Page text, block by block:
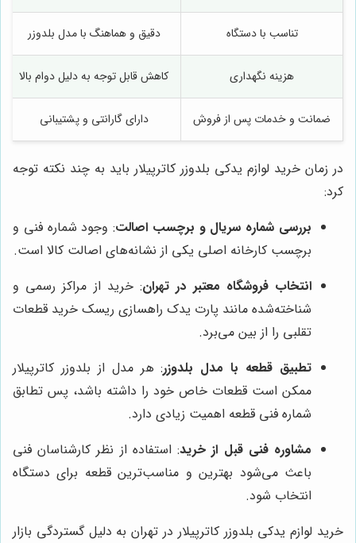
تناسب با دستگاه دقیق و هماهنگ با مدل بلدوزر
هزینه نگهداری کاهش قابل توجه به دلیل دوام بالا
ضمانت و خدمات پس از فروش دارای گارانتی و پشتیبانی
در زمان خرید لوازم یدکی بلدوزر کاترپیلار باید به چند نکته توجه
کرد:
بررسی شماره سریال و برچسب اصالت: وجود شماره فنی و
برچسب کارخانه اصلی یکی از نشانه‌های اصالت کالا است.
انتخاب فروشگاه معتبر در تهران: خرید از مراکز رسمی و
شناخته‌شده مانند پارت یدک راهسازی ریسک خرید قطعات
تقلبی را از بین می‌برد.
تطبیق قطعه با مدل بلدوزر: هر مدل از بلدوزر کاترپیلار
ممکن است قطعات خاص خود را داشته باشد، پس تطابق
شماره فنی قطعه اهمیت زیادی دارد.
مشاوره فنی قبل از خرید: استفاده از نظر کارشناسان فنی
باعث می‌شود بهترین و مناسب‌ترین قطعه برای دستگاه
انتخاب شود.
خرید لوازم یدکی بلدوزر کاترپیلار در تهران به دلیل گستردگی بازار